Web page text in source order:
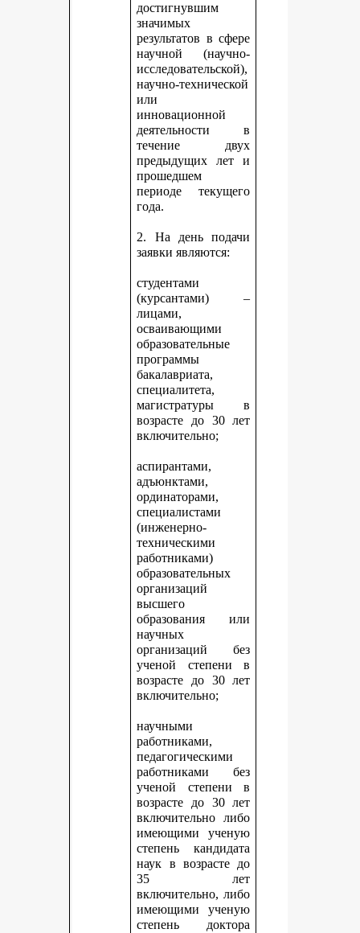
достигнувшим
значимых
результатов в сфере
научной (научно-
исследовательской),
научно-технической
или
инновационной
деятельности в
течение двух
предыдущих лет и
прошедшем
периоде текущего
года.
2. На день подачи
заявки являются:
студентами
(курсантами) –
лицами,
осваивающими
образовательные
программы
бакалавриата,
специалитета,
магистратуры в
возрасте до 30 лет
включительно;
аспирантами,
адъюнктами,
ординаторами,
специалистами
(инженерно-
техническими
работниками)
образовательных
организаций
высшего
образования или
научных
организаций без
ученой степени в
возрасте до 30 лет
включительно;
научными
работниками,
педагогическими
работниками без
ученой степени в
возрасте до 30 лет
включительно либо
имеющими ученую
степень кандидата
наук в возрасте до
35 лет
включительно, либо
имеющими ученую
степень доктора